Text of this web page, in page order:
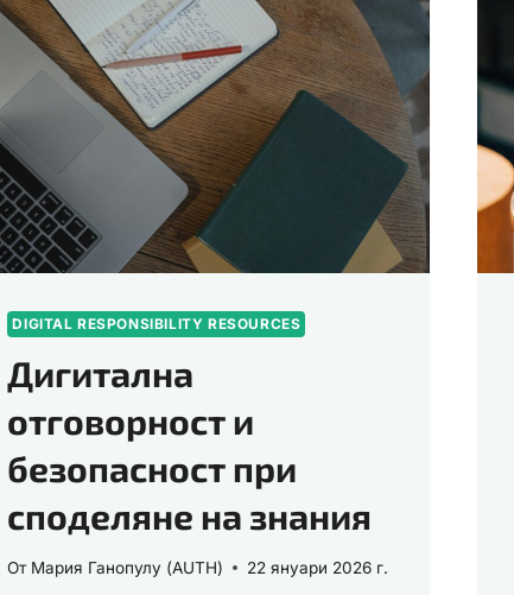
DIGITAL RESPONSIBILITY RESOURCES
Дигитална
отговорност и
безопасност при
споделяне на знания
От Мария Ганопулу (AUTH) 22 януари 2026 г.